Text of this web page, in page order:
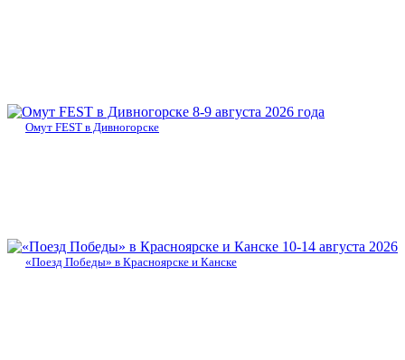
8-9 августа 2026 года
Омут FEST в Дивногорске
10-14 августа 2026
«Поезд Победы» в Красноярске и Канске